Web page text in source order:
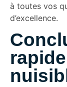
à toutes vos
d’excellence.